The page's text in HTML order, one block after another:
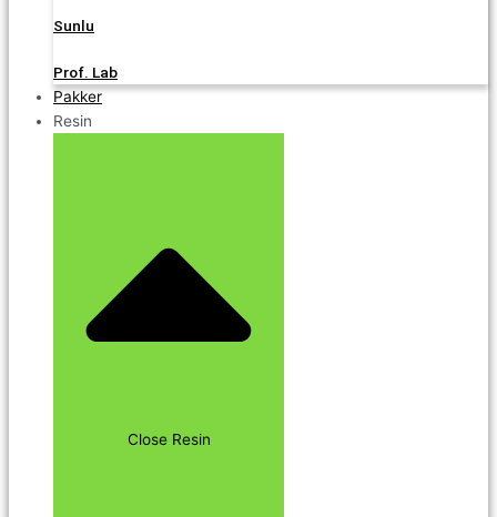
Sunlu
Prof. Lab
Pakker
Resin
Close Resin